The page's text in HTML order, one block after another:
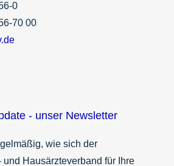
0
70 00
- unser Newsletter
wie sich der
und Hausärzteverband für Ihre